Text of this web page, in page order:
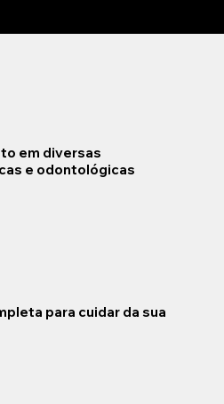
para cuidar da sua
em diversas
e odontológicas